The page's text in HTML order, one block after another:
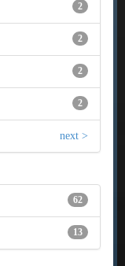
2
2
2
2
next >
62
13